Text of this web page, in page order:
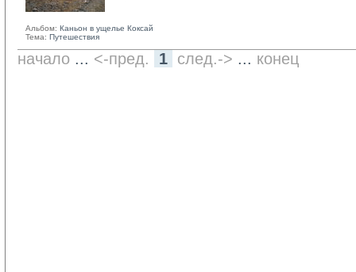
Альбом: Каньон в ущелье Коксай
Тема: Путешествия
начало ... <-пред. 1 след.-> ... конец